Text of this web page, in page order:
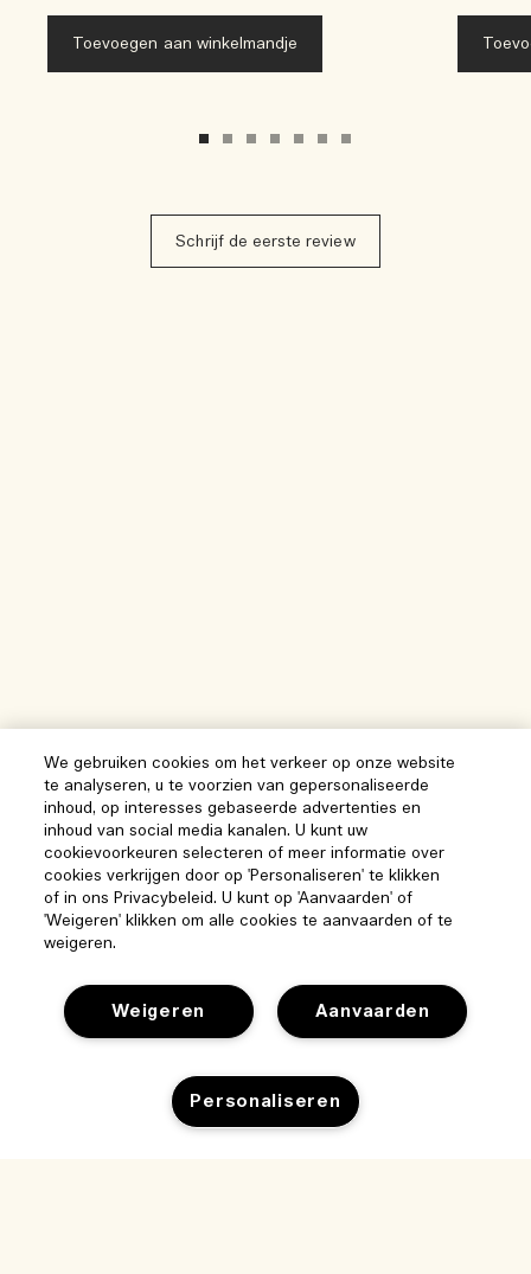
Toevoegen aan winkelmandje
Schrijf de eerste review
We gebruiken cookies om het verkeer op onze website
te analyseren, u te voorzien van gepersonaliseerde
inhoud, op interesses gebaseerde advertenties en
inhoud van social media kanalen. U kunt uw
cookievoorkeuren selecteren of meer informatie over
cookies verkrijgen door op 'Personaliseren' te klikken
of in ons Privacybeleid. U kunt op 'Aanvaarden' of
'Weigeren' klikken om alle cookies te aanvaarden of te
weigeren.
Aanvaarden
Weigeren
Personaliseren